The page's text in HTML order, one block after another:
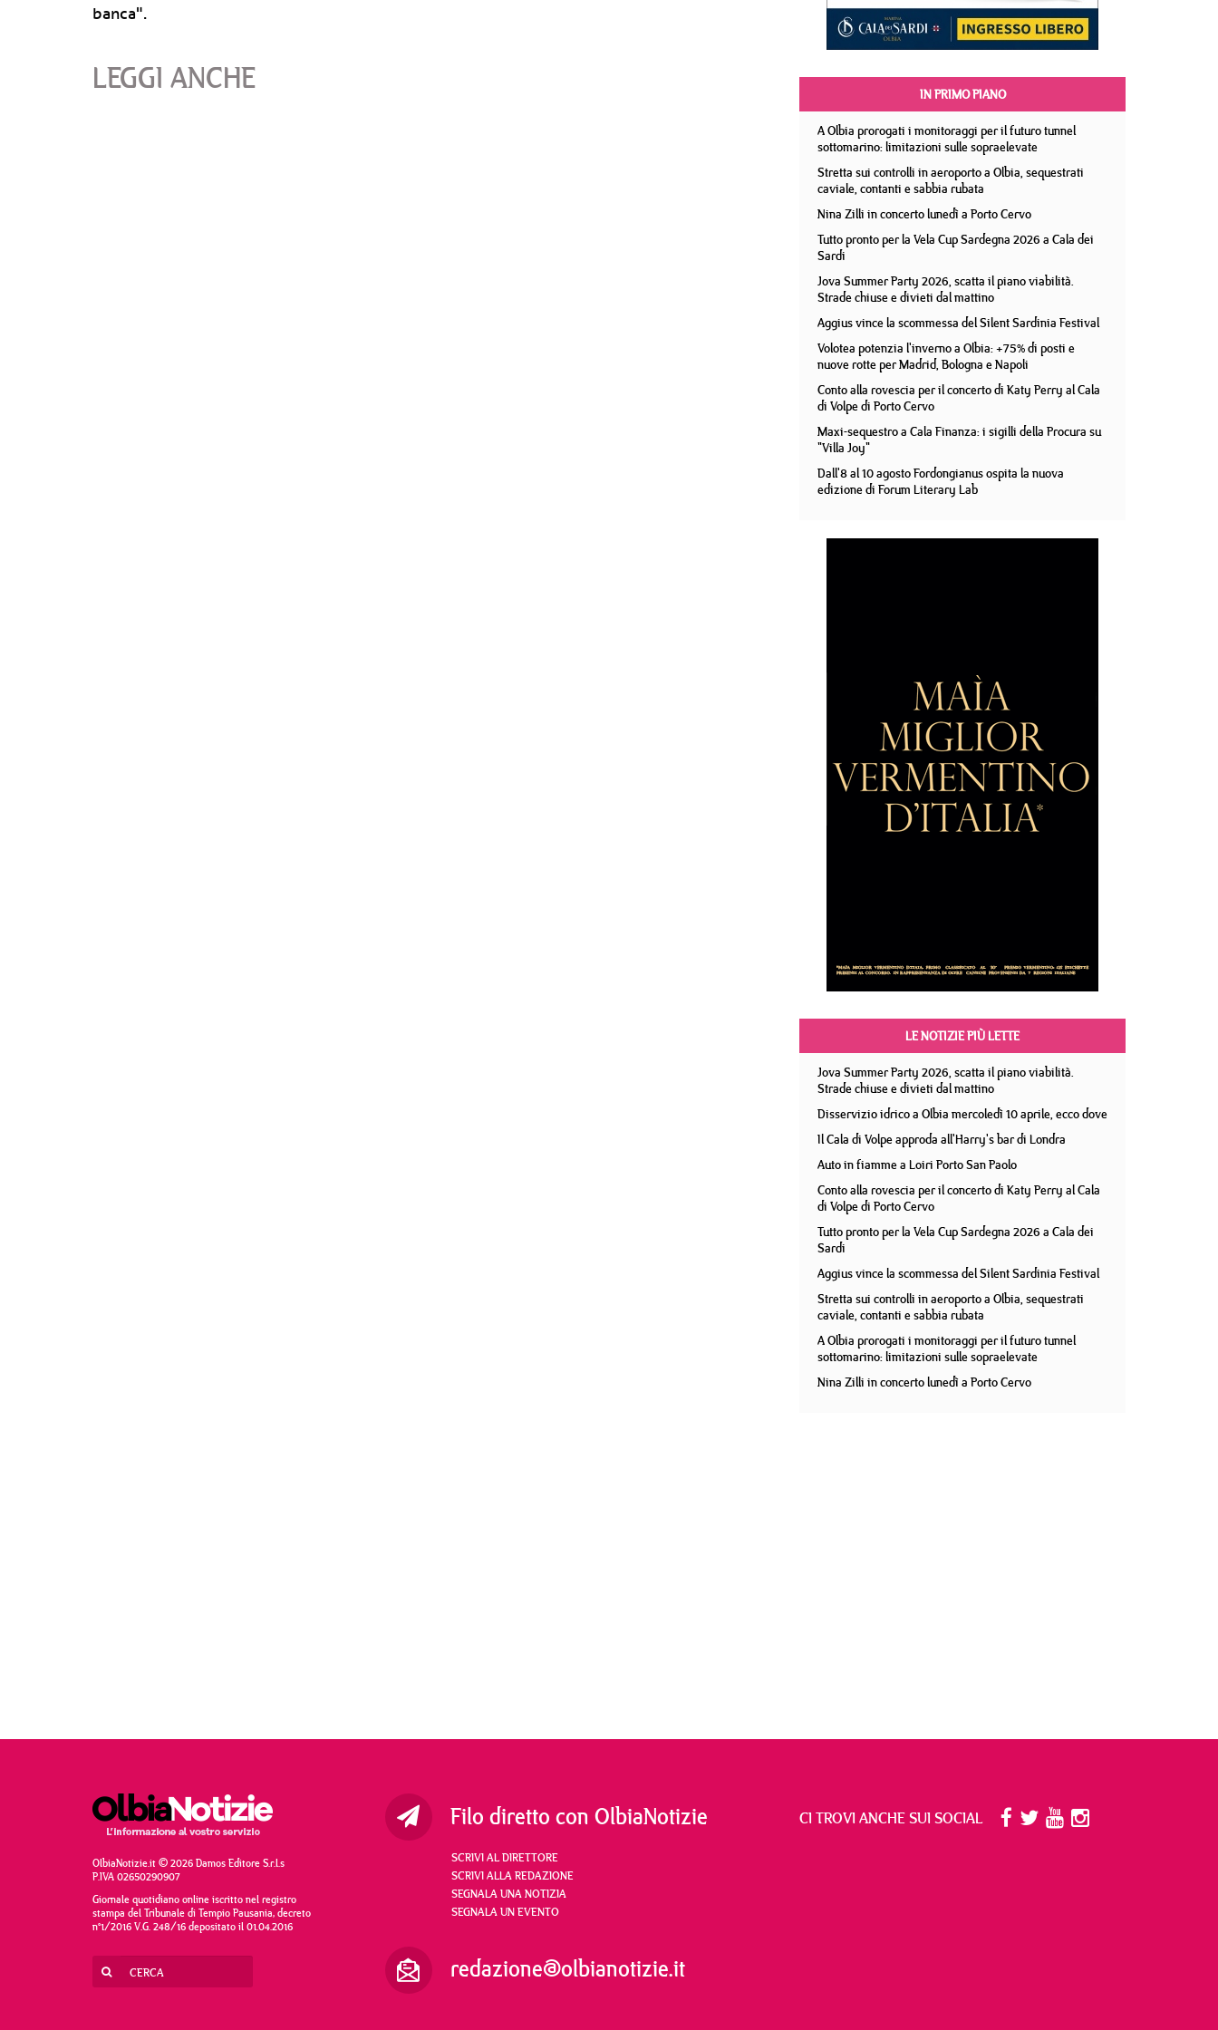
banca".
LEGGI ANCHE
IN PRIMO PIANO
A Olbia prorogati i monitoraggi per il futuro tunnel
sottomarino: limitazioni sulle sopraelevate
Stretta sui controlli in aeroporto a Olbia, sequestrati
caviale, contanti e sabbia rubata
Nina Zilli in concerto lunedì a Porto Cervo
Tutto pronto per la Vela Cup Sardegna 2026 a Cala dei
Sardi
Jova Summer Party 2026, scatta il piano viabilità.
Strade chiuse e divieti dal mattino
Aggius vince la scommessa del Silent Sardinia Festival
Volotea potenzia l'inverno a Olbia: +75% di posti e
nuove rotte per Madrid, Bologna e Napoli
Conto alla rovescia per il concerto di Katy Perry al Cala
di Volpe di Porto Cervo
Maxi-sequestro a Cala Finanza: i sigilli della Procura su
"Villa Joy"
Dall'8 al 10 agosto Fordongianus ospita la nuova
edizione di Forum Literary Lab
LE NOTIZIE PIÙ LETTE
Jova Summer Party 2026, scatta il piano viabilità.
Strade chiuse e divieti dal mattino
Disservizio idrico a Olbia mercoledì 10 aprile, ecco dove
Il Cala di Volpe approda all'Harry's bar di Londra
Auto in fiamme a Loiri Porto San Paolo
Conto alla rovescia per il concerto di Katy Perry al Cala
di Volpe di Porto Cervo
Tutto pronto per la Vela Cup Sardegna 2026 a Cala dei
Sardi
Aggius vince la scommessa del Silent Sardinia Festival
Stretta sui controlli in aeroporto a Olbia, sequestrati
caviale, contanti e sabbia rubata
A Olbia prorogati i monitoraggi per il futuro tunnel
sottomarino: limitazioni sulle sopraelevate
Nina Zilli in concerto lunedì a Porto Cervo
OlbiaNotizie.it © 2026 Damos Editore S.r.l.s
P.IVA 02650290907
Giornale quotidiano online iscritto nel registro
stampa del Tribunale di Tempio Pausania, decreto
n°1/2016 V.G. 248/16 depositato il 01.04.2016
Filo diretto con OlbiaNotizie
SCRIVI AL DIRETTORE
SCRIVI ALLA REDAZIONE
SEGNALA UNA NOTIZIA
SEGNALA UN EVENTO
redazione@olbianotizie.it
CI TROVI ANCHE SUI SOCIAL